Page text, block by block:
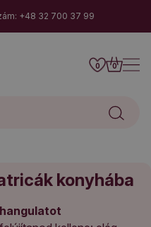
+48 32 700 37 99
0 0
konyhába